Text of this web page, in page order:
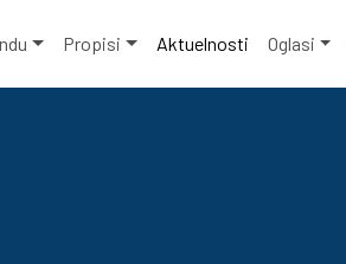
Propisi Aktuelnosti Oglasi